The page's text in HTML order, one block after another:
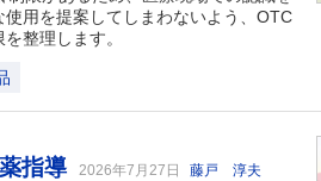
用を提案してしまわないよう、OTC
整理します。
指導 2026年7月27日 藤戸 淳夫